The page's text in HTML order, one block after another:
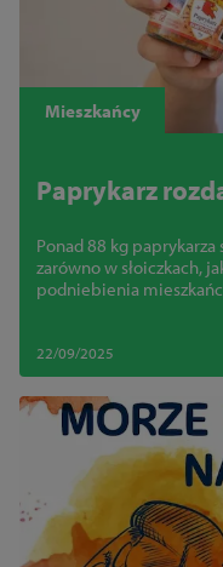
Mieszkańcy
Paprykarz
Ponad 88 kg
zarówno w słoiczkach,
podniebienia
22/09/2025